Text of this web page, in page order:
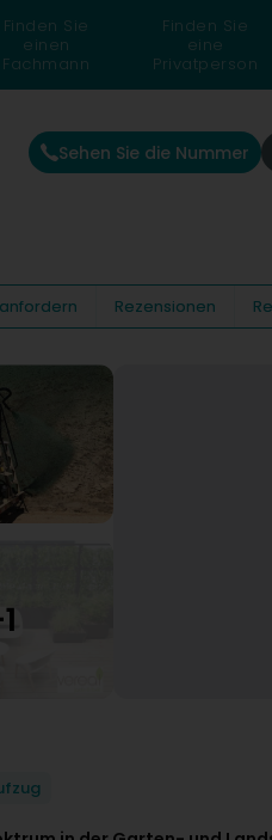
Finden Sie
einen
Fachmann
Finden Sie
eine
Privatperson
Sehen Sie die Nummer
Rezensionen